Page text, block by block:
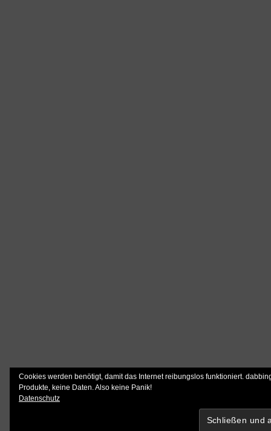
Cookies werden benötigt, damit das Internet reibungslos funktioniert.
Produkte, keine Daten. Also keine Panik!
Datenschutz